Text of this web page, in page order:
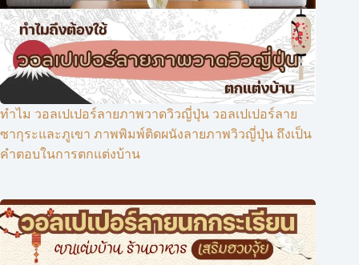
ทำไม วอลเปเปอร์ลายภาพวาดวิวญี่ปุ่น วอลเปเปอร์ลาย
ซากุระและภูเขา ภาพพิมพ์ติดผนังลายภาพวิวญี่ปุ่น ถึงเป็น
คำตอบในการตกแต่งบ้าน